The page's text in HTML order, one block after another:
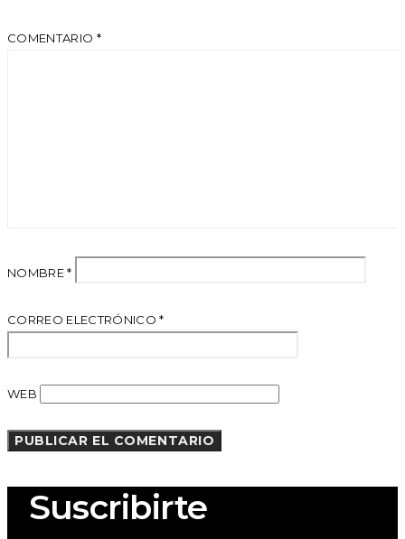
COMENTARIO *
NOMBRE*
CORREO ELECTRÓNICO*
WEB
Suscribirte